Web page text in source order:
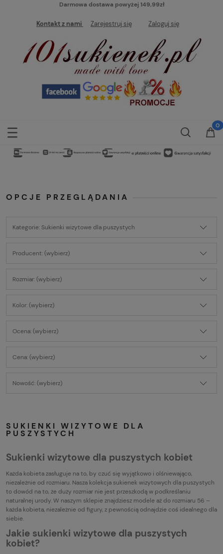
Darmowa dostawa powyżej 149,99zł
Kontakt z nami Zarejestruj się Zaloguj się
OPCJE PRZEGLĄDANIA
Kategorie: Sukienki wizytowe dla puszystych
Producent: (wybierz)
Rozmiar: (wybierz)
Kolor: (wybierz)
Ocena: (wybierz)
Cena: (wybierz)
Nowość: (wybierz)
SUKIENKI WIZYTOWE DLA
PUSZYSTYCH
Sukienki wizytowe dla puszystych kobiet
Każda kobieta zasługuje na to, by czuć się wyjątkowo i olśniewająco,
niezależnie od rozmiaru. Nasza kolekcja sukienek wizytowych dla puszystych
to dowód na to, że duży rozmiar nie jest przeszkodą w podkreślaniu
naturalnej urody. W naszym sklepie znajdziesz modele aż do rozmiaru 56 –
każda kobieta, niezależnie od figury, z pewnością odnajdzie coś idealnego dla
siebie.
Jakie sukienki wizytowe dla puszystych
kobiet?